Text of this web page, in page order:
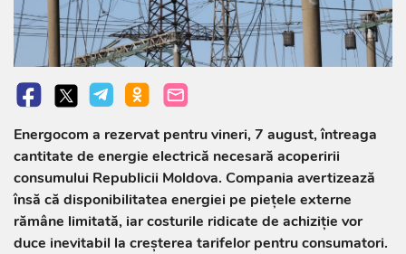
Energocom a rezervat pentru vineri, 7 august, întreaga
cantitate de energie electrică necesară acoperirii
consumului Republicii Moldova. Compania avertizează
însă că disponibilitatea energiei pe piețele externe
rămâne limitată, iar costurile ridicate de achiziție vor
duce inevitabil la creșterea tarifelor pentru consumatori.